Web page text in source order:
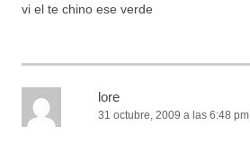
vi el te chino ese verde
lore
31 octubre, 2009 a las 6:48 pm